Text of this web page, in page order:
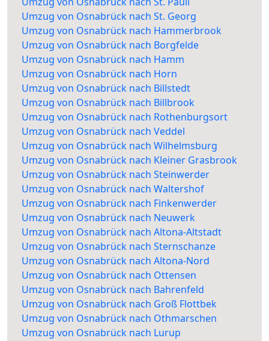
Umzug von Osnabrück nach St. Georg
Umzug von Osnabrück nach Hammerbrook
Umzug von Osnabrück nach Borgfelde
Umzug von Osnabrück nach Hamm
Umzug von Osnabrück nach Horn
Umzug von Osnabrück nach Billstedt
Umzug von Osnabrück nach Billbrook
Umzug von Osnabrück nach Rothenburgsort
Umzug von Osnabrück nach Veddel
Umzug von Osnabrück nach Wilhelmsburg
Umzug von Osnabrück nach Kleiner Grasbrook
Umzug von Osnabrück nach Steinwerder
Umzug von Osnabrück nach Waltershof
Umzug von Osnabrück nach Finkenwerder
Umzug von Osnabrück nach Neuwerk
Umzug von Osnabrück nach Altona-Altstadt
Umzug von Osnabrück nach Sternschanze
Umzug von Osnabrück nach Altona-Nord
Umzug von Osnabrück nach Ottensen
Umzug von Osnabrück nach Bahrenfeld
Umzug von Osnabrück nach Groß Flottbek
Umzug von Osnabrück nach Othmarschen
Umzug von Osnabrück nach Lurup